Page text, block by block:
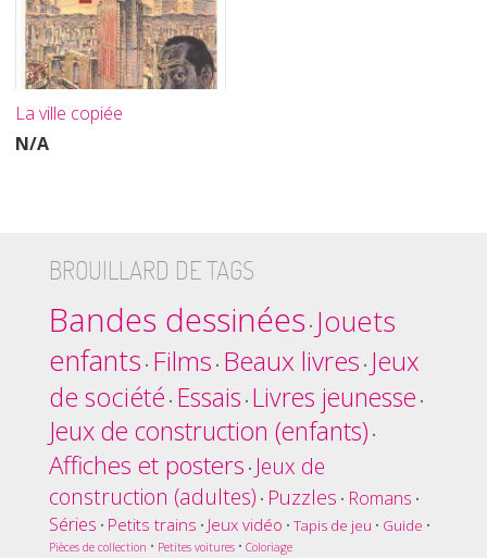
La ville copiée
N/A
BROUILLARD DE TAGS
Bandes dessinées• Jouets
enfants • Films • Beaux livres • Jeux
de société • Essais • Livres jeunesse •
Jeux de construction (enfants) •
Affiches et posters • Jeux de
construction (adultes) • Puzzles • Romans •
Séries • Petits trains • Jeux vidéo • Tapis de jeu • Guide •
Pièces de collection • Petites voitures• Coloriage